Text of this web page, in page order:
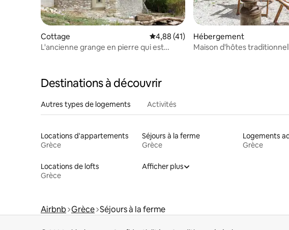
Cottage Évaluation moyenne sur la base de 41
4,88 (41)
L'ancienne grange en pierre qui est
Hébergement
Maison d'hôtes
Destinations à découvrir
Autres types de logements Activités
Locations d'appartements
Grèce
Séjours à la ferme
Grèce
Logements
Grèce
Locations de lofts
Grèce
Afficher plus
Airbnb Grèce Séjours à la ferme